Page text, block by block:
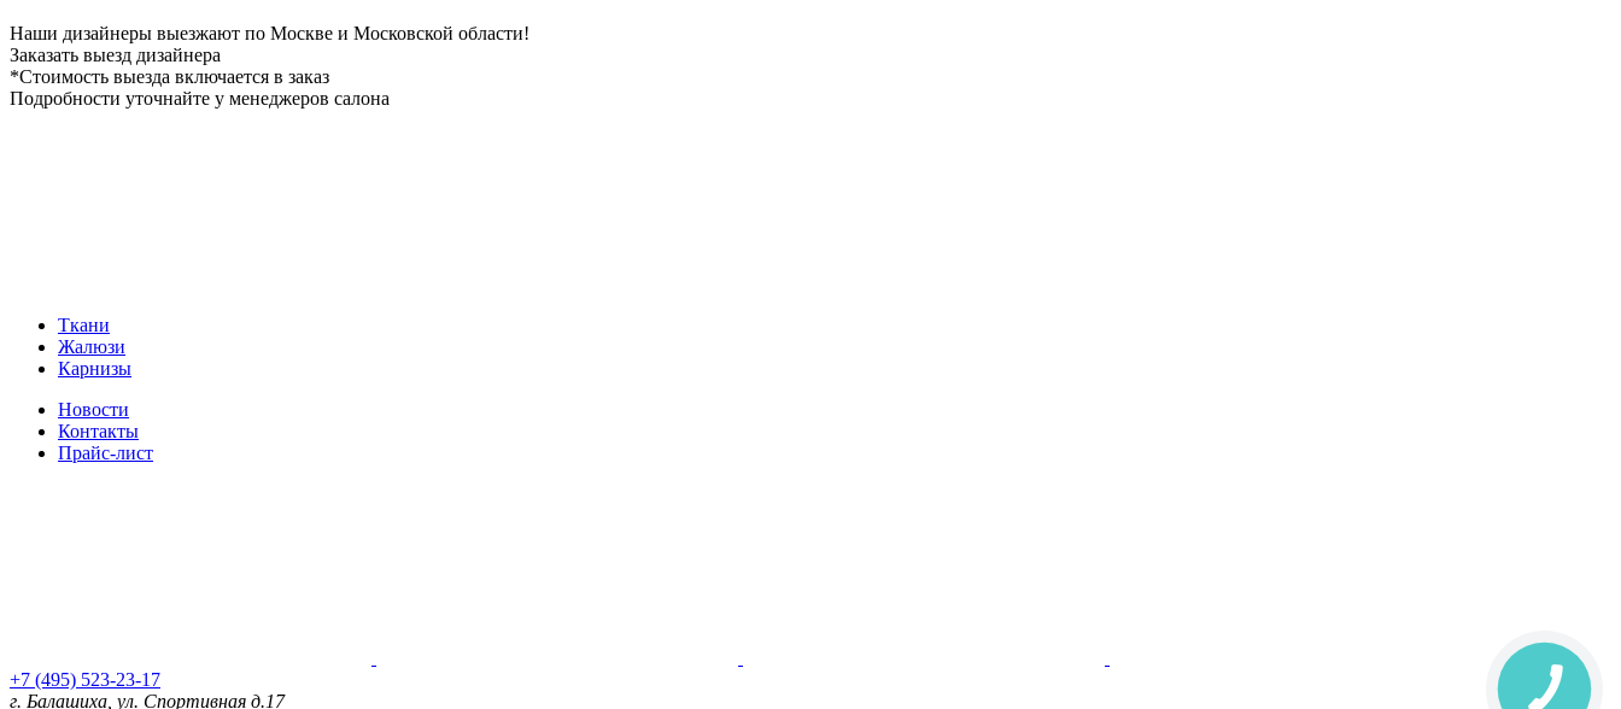
Наши дизайнеры выезжают по Москве и Московской области!
Заказать выезд дизайнера
*Стоимость выезда включается в заказ
Подробности уточнайте у менеджеров салона
Ткани
Жалюзи
Карнизы
Новости
Контакты
Прайс-лист
+7 (495) 523-23-17
г. Балашиха, ул. Спортивная д.17